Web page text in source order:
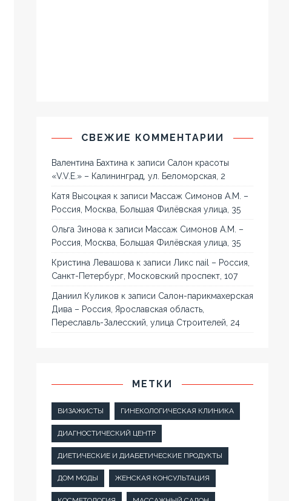
СВЕЖИЕ КОММЕНТАРИИ
Валентина Бахтина к записи Салон красоты
«V.V.E.» – Калининград, ул. Беломорская, 2
Катя Высоцкая к записи Массаж Симонов А.М. –
Россия, Москва, Большая Филёвская улица, 35
Ольга Зинова к записи Массаж Симонов А.М. –
Россия, Москва, Большая Филёвская улица, 35
Кристина Левашова к записиЛикс nail – Россия,
Санкт-Петербург, Московский проспект, 107
Даниил Куликов к записи Салон-парикмахерская
Дива – Россия, Ярославская область,
Переславль-Залесский, улица Строителей, 24
МЕТКИ
ВИЗАЖИСТЫ ГИНЕКОЛОГИЧЕСКАЯ КЛИНИКА
ДИАГНОСТИЧЕСКИЙ ЦЕНТР
ДИЕТИЧЕСКИЕ И ДИАБЕТИЧЕСКИЕ ПРОДУКТЫ
ДОМ МОДЫ ЖЕНСКАЯ КОНСУЛЬТАЦИЯ